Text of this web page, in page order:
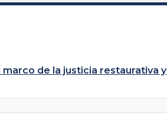
de la justicia restaurativa y